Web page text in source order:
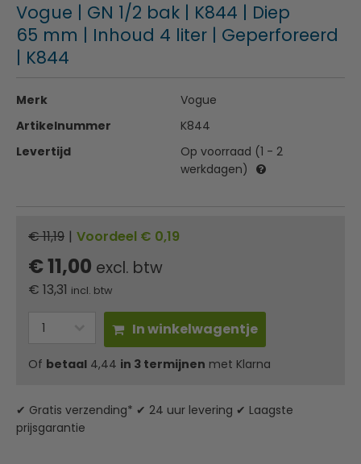
Vogue | GN 1/2 bak | K844 | Diep
65 mm | Inhoud 4 liter | Geperforeerd
| K844
Merk
Vogue
Artikelnummer
K844
Levertijd
Op voorraad (1 - 2
werkdagen)
€ 11,19 | Voordeel € 0,19
€ 11,00 excl. btw
€ 13,31 incl. btw
In winkelwagentje
Of betaal 4,44 in 3 termijnen met Klarna
✔ Gratis verzending* ✔ 24 uur levering ✔ Laagste
prijsgarantie